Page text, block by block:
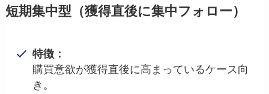
短期集中型（獲得直後に集中フォロー）
特徴：
購買意欲が獲得直後に高まっているケース向
き。